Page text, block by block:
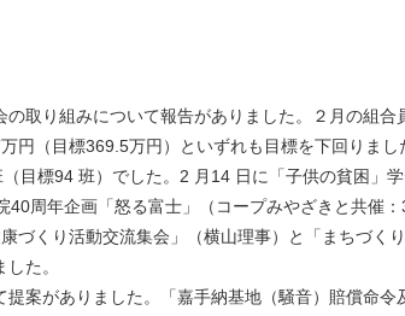
取り組みについて報告がありました。２月の組合
円（目標369.5万円）といずれも目標を下回りまし
目標94 班）でした。2 月14 日に「子供の貧困」
周年企画「怒る富士」（コープみやざきと共催：
づくり活動交流集会」（横山理事）と「まちづく
た。
案がありました。「嘉手納基地（騒音）賠償命令